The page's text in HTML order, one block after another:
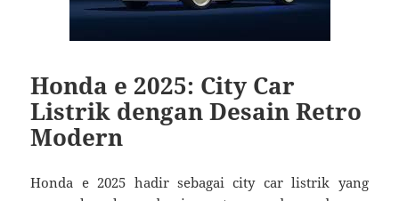
Honda e 2025: City Car
Listrik dengan Desain Retro
Modern
Honda e 2025 hadir sebagai city car listrik yang